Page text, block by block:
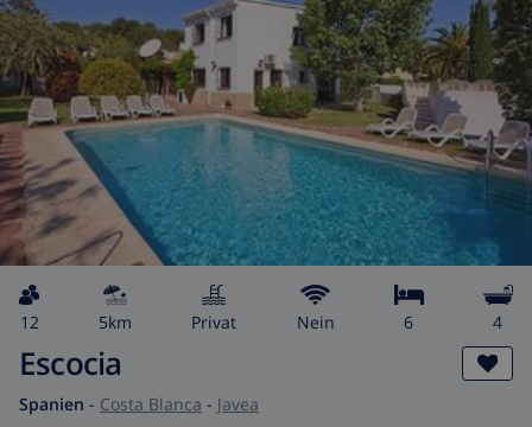
12 5km Privat Nein 6 4
Escocia
Spanien - Costa Blanca - Javea